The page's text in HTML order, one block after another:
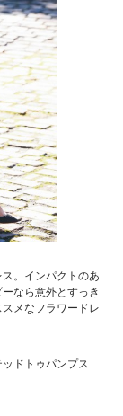
。インパクトのあ
なら意外とすっき
メなフラワードレ
ドトゥパンプス